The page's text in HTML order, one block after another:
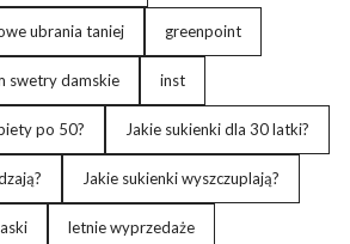
ubrania taniej greenpoint
swetry damskie inst
po 50? Jakie sukienki dla 30 latki?
Jakie sukienki wyszczuplają?
letnie wyprzedaże